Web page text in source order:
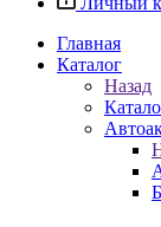
Главная
Каталог
Назад